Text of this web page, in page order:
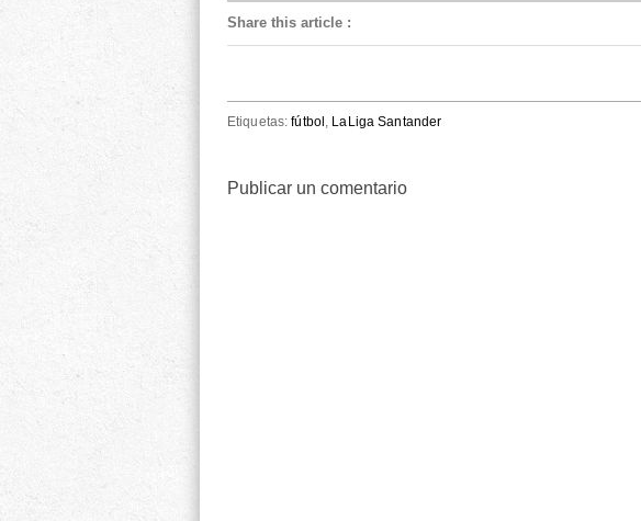
Share this article :
Etiquetas:fútbol , LaLiga Santander
Publicar un comentario